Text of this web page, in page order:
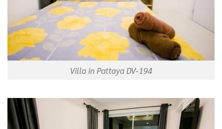
Villa in Pattaya DV-194